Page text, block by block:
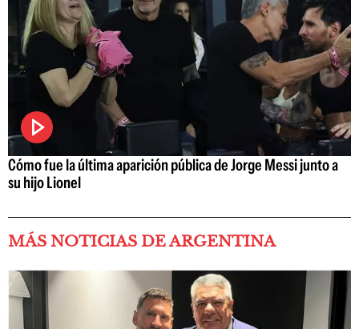
Cómo fue la última aparición pública de Jorge Messi junto a
su hijo Lionel
MÁS NOTICIAS DE ARGENTINA